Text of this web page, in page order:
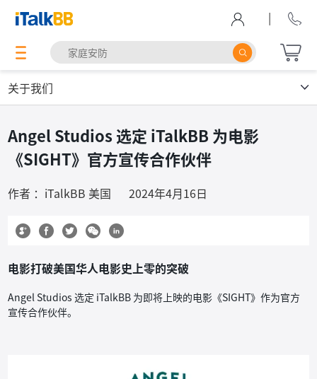
|
关于我们
Angel Studios 选定 iTalkBB 为电影
《SIGHT》官方宣传合作伙伴
作者 ：iTalkBB 美国 2024年4月16日
电影打破美国华人电影史上零的突破
Angel Studios 选定 iTalkBB 为即将上映的电影《SIGHT》作为官方
宣传合作伙伴。